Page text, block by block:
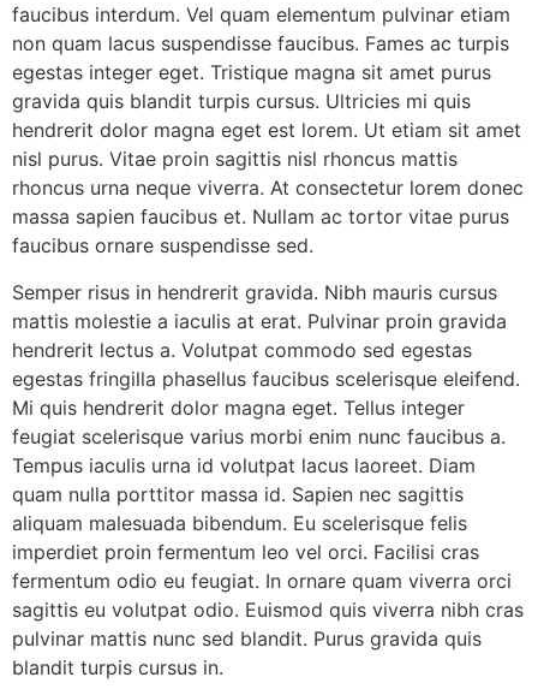
faucibus interdum. Vel quam elementum pulvinar etiam
non quam lacus suspendisse faucibus. Fames ac turpis
egestas integer eget. Tristique magna sit amet purus
gravida quis blandit turpis cursus. Ultricies mi quis
hendrerit dolor magna eget est lorem. Ut etiam sit amet
nisl purus. Vitae proin sagittis nisl rhoncus mattis
rhoncus urna neque viverra. At consectetur lorem donec
massa sapien faucibus et. Nullam ac tortor vitae purus
faucibus ornare suspendisse sed.
Semper risus in hendrerit gravida. Nibh mauris cursus
mattis molestie a iaculis at erat. Pulvinar proin gravida
hendrerit lectus a. Volutpat commodo sed egestas
egestas fringilla phasellus faucibus scelerisque eleifend.
Mi quis hendrerit dolor magna eget. Tellus integer
feugiat scelerisque varius morbi enim nunc faucibus a.
Tempus iaculis urna id volutpat lacus laoreet. Diam
quam nulla porttitor massa id. Sapien nec sagittis
aliquam malesuada bibendum. Eu scelerisque felis
imperdiet proin fermentum leo vel orci. Facilisi cras
fermentum odio eu feugiat. In ornare quam viverra orci
sagittis eu volutpat odio. Euismod quis viverra nibh cras
pulvinar mattis nunc sed blandit. Purus gravida quis
blandit turpis cursus in.